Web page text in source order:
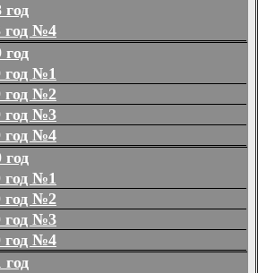
год
год №4
год
год №1
год №2
год №3
год №4
год
год №1
год №2
год №3
год №4
год